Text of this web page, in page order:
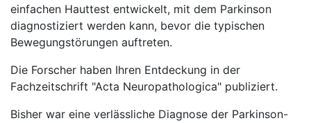
Rubriken
einfachen Hauttest entwickelt, mit dem Parkinson
diagnostiziert werden kann, bevor die typischen
Bewegungstörungen auftreten.
Die Forscher haben Ihren Entdeckung in der
Fachzeitschrift "Acta Neuropathologica" publiziert.
Bisher war eine verlässliche Diagnose der Parkinson-